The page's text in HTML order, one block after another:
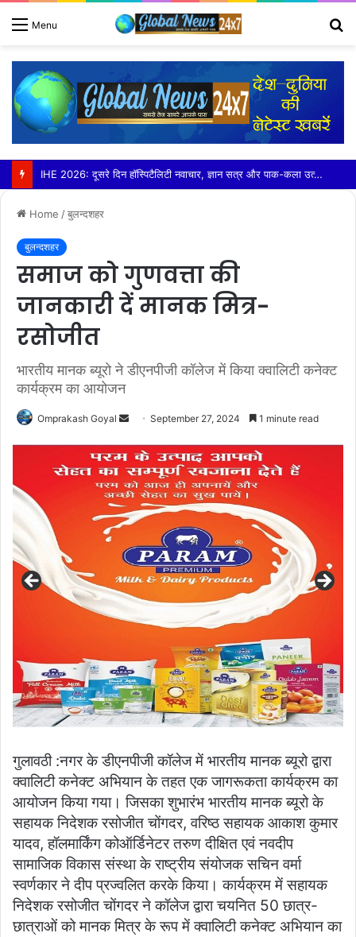
Menu
बड़ौत में हिंदू युवा वाहिनी ने लगाया निशुल्क कावड़ चिकित्सा शिविर
Home /बुलन्दशहर
बुलन्दशहर
समाज को गुणवत्ता की
जानकारी दें मानक मित्र-
रसोजीत
भारतीय मानक ब्यूरो ने डीएनपीजी कॉलेज में किया क्वालिटी कनेक्ट
कार्यक्रम का आयोजन
Omprakash Goyal
Send
email
September 27, 2024 1 minute read
गुलावठी :नगर के डीएनपीजी कॉलेज में भारतीय मानक ब्यूरो द्वारा
क्वालिटी कनेक्ट अभियान के तहत एक जागरूकता कार्यक्रम का
आयोजन किया गया। जिसका शुभारंभ भारतीय मानक ब्यूरो के
सहायक निदेशक रसोजीत चोंगदर, वरिष्ठ सहायक आकाश कुमार
यादव, हॉलमार्किंग कोऑर्डिनेटर तरुण दीक्षित एवं नवदीप
सामाजिक विकास संस्था के राष्ट्रीय संयोजक सचिन वर्मा
स्वर्णकार ने दीप प्रज्वलित करके किया। कार्यक्रम में सहायक
निदेशक रसोजीत चोंगदर ने कॉलेज द्वारा चयनित 50 छात्र-
छात्राओं को मानक मित्र के रूप में क्वालिटी कनेक्ट अभियान का